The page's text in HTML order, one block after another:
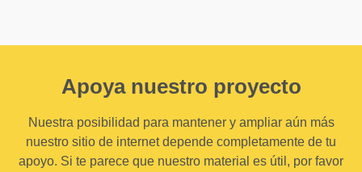
Apoya nuestro proyecto
Nuestra posibilidad para mantener y ampliar aún más
nuestro sitio de internet depende completamente de tu
apoyo. Si te parece que nuestro material es útil, por favor